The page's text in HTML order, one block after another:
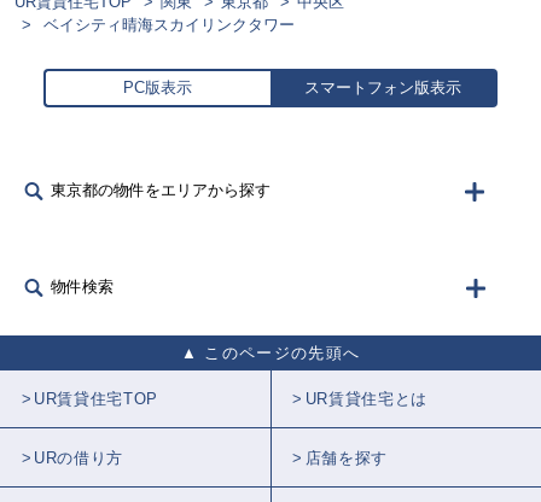
ベイシティ晴海スカイリンクタワー
PC版表示 スマートフォン版表示
東京都の物件をエリアから探す
物件検索
このページの先頭へ
UR賃貸住宅TOP UR賃貸住宅とは
URの借り方 店舗を探す